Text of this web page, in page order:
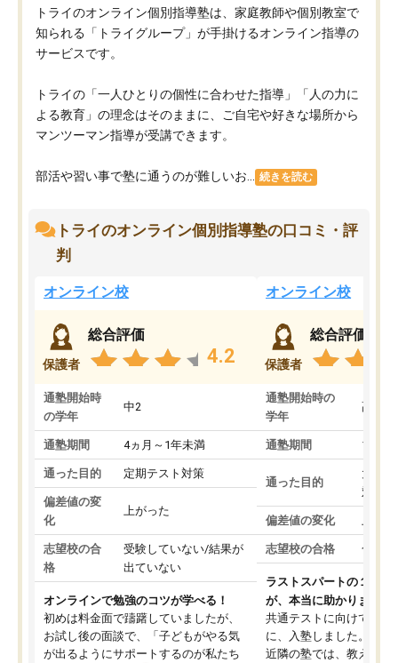
トライのオンライン個別指導塾は、家庭教師や個別教室で
知られる「トライグループ」が手掛けるオンライン指導の
サービスです。
トライの「一人ひとりの個性に合わせた指導」「人の力に
よる教育」の理念はそのままに、ご自宅や好きな場所から
マンツーマン指導が受講できます。
部活や習い事で塾に通うのが難しいお... 続きを読む
トライのオンライン個別指導塾の口コミ・評
判
オンライン校
保護者
総合評価
4.2
通塾開始時
の学年
中2
通塾期間 4ヵ月～1年未満
通った目的 定期テスト対策
偏差値の変
化
上がった
志望校の合
格
受験していない/結果が
出ていない
オンラインで勉強のコツが学べる！
初めは料金面で躊躇していましたが、
お試し後の面談で、「子どもがやる気
が出るようにサポートするのが私たち
オンライン校
保護者
総合評価
通塾開始時の
学年
高3
通塾期間 1～3
通った目的
大学
対策
偏差値の変化
志望校の合格 合格
ラストスパートの１か月
が、本当に助かりました
共通テストに向けての追
に、入塾しました。田舎
近隣の塾では、教えても